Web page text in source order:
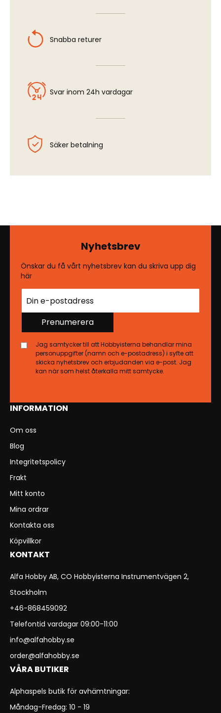
Snabba returer
Svar inom 24h vardagar
Säker betalning
INFORMATION
Om oss
Blog
Integritetspolicy
Frakt
Mitt konto
Mina ordrar
Kontakta oss
Köpvillkor
KONTAKT
Alfa Hobby AB, CO Hobbyisterna Instrumentvägen 2,
Stockholm
+46-868459092
Telefontid vardagar 09:00-11:00
info@alfahobby.se
order@alfahobby.se
VÅRA BUTIKER
Alphaspels butik för avhämtningar:
Måndag-Fredag: 10 - 19
Nyhetsbrev
Önskar du få vårt nyhetsbrev kan du skriva upp dig
här
Prenumerera
Jag samtycker till att Hobbyisterna behandlar mina
personuppgifter (namn och e-postadress) i syfte att
skicka nyhetsbrev och erbjudanden via e-post. Jag
kan när som helst återkalla mitt samtycke.